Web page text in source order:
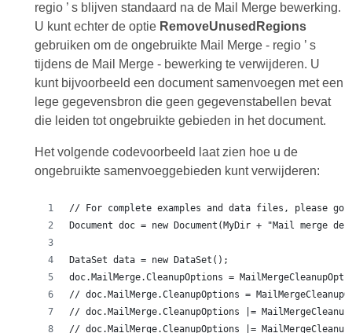
regio ’ s blijven standaard na de Mail Merge bewerking.
U kunt echter de optie RemoveUnusedRegions
gebruiken om de ongebruikte Mail Merge - regio ’ s
tijdens de Mail Merge - bewerking te verwijderen. U
kunt bijvoorbeeld een document samenvoegen met een
lege gegevensbron die geen gegevenstabellen bevat
die leiden tot ongebruikte gebieden in het document.
Het volgende codevoorbeeld laat zien hoe u de
ongebruikte samenvoeggebieden kunt verwijderen: